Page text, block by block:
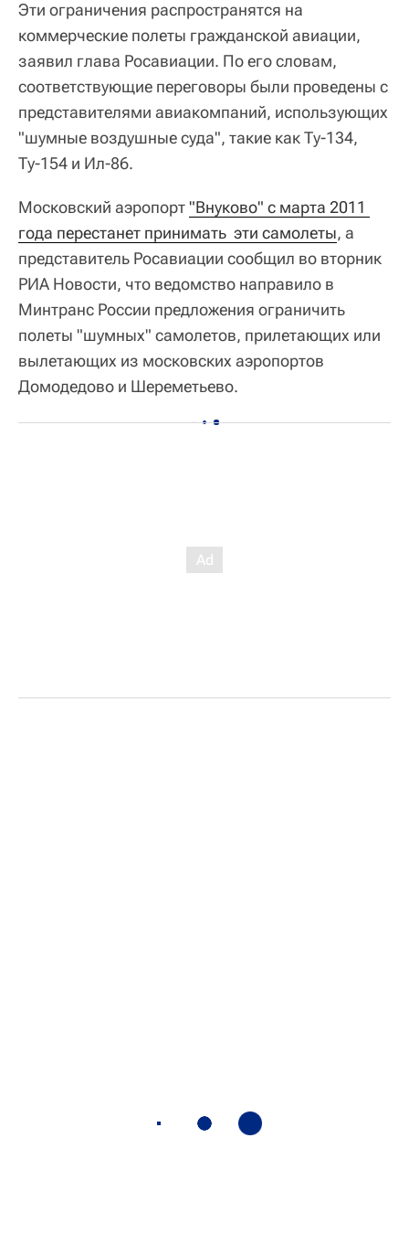
Эти ограничения распространятся на
коммерческие полеты гражданской авиации,
заявил глава Росавиации. По его словам,
соответствующие переговоры были проведены с
представителями авиакомпаний, использующих
"шумные воздушные суда", такие как Ту-134,
Ту-154 и Ил-86.
Московский аэропорт"Внуково" с марта 2011
года перестанет принимать  эти самолеты, а
представитель Росавиации сообщил во вторник
РИА Новости, что ведомство направило в
Минтранс России предложения ограничить
полеты "шумных" самолетов, прилетающих или
вылетающих из московских аэропортов
Домодедово и Шереметьево.